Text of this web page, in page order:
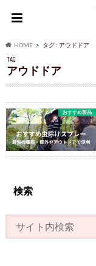
HOME タグ : アウドドア
TAG
アウドドア
おすすめ製品
検索